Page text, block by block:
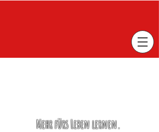
Mehr fürs Leben lernen.